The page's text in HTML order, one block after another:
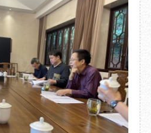
红墙花径
草堂影壁
大雅堂
万佛楼
草堂书院
千诗碑